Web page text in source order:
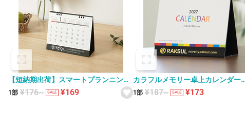
【短納期出荷】スマートプランニング
卓上カレンダー XS-001
1部 ¥176~ SALE ¥169
カラフルメモリー卓上カレンダー
V010057
1部 ¥187~ SALE ¥173